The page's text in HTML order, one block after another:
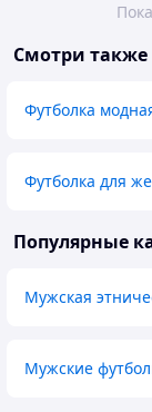
Смотри также
Футболка
Футболка для
Популярные
Мужская
Мужские